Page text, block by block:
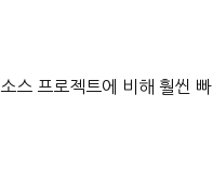
스 프로젝트에 비해 훨씬 빠